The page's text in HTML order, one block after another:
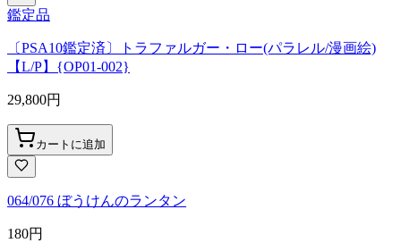
鑑定品
〔PSA10鑑定済〕トラファルガー・ロー(パラレル/漫画絵)
【L/P】{OP01-002}
29,800円
カートに追加
064/076 ぼうけんのランタン
180円